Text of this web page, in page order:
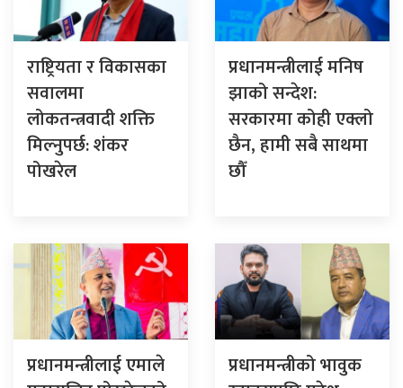
राष्ट्रियता र विकासका
सवालमा
लोकतन्त्रवादी शक्ति
मिल्नुपर्छ: शंकर
पोखरेल
प्रधानमन्त्रीलाई मनिष
झाको सन्देश:
सरकारमा कोही एक्लो
छैन, हामी सबै साथमा
छौँ
प्रधानमन्त्रीलाई एमाले
प्रधानमन्त्रीको भावुक